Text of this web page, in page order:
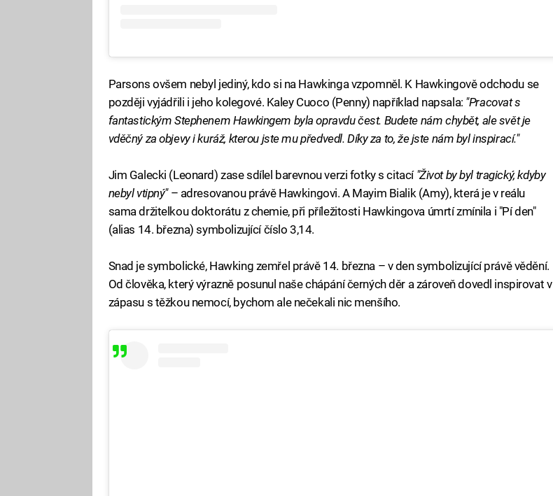
Parsons ovšem nebyl jediný, kdo si na Hawkinga vzpomněl. K Hawkingově odchodu se
později vyjádřili i jeho kolegové. Kaley Cuoco (Penny) například napsala: "Pracovat s
fantastickým Stephenem Hawkingem byla opravdu čest. Budete nám chybět, ale svět je
vděčný za objevy i kuráž, kterou jste mu předvedl. Díky za to, že jste nám byl inspirací."
Jim Galecki (Leonard) zase sdílel barevnou verzi fotky s citací"Život by byl tragický, kdyby
nebyl vtipný"– adresovanou právě Hawkingovi. A Mayim Bialik (Amy), která je v reálu
sama držitelkou doktorátu z chemie, při příležitosti Hawkingova úmrtí zmínila i "Pí den"
(alias 14. března) symbolizující číslo 3,14.
Snad je symbolické, Hawking zemřel právě 14. března – v den symbolizující právě vědění.
Od člověka, který výrazně posunul naše chápání černých děr a zároveň dovedl inspirovat v
zápasu s těžkou nemocí, bychom ale nečekali nic menšího.